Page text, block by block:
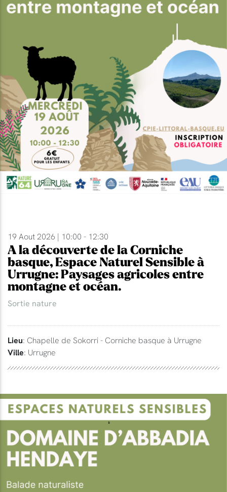
19 Aout 2026 | 10:00 - 12:30
A la découverte de la Corniche
basque, Espace Naturel Sensible à
Urrugne: Paysages agricoles entre
montagne et océan.
Sortie nature
Lieu: Chapelle de Sokorri - Corniche basque à Urrugne
Ville: Urrugne